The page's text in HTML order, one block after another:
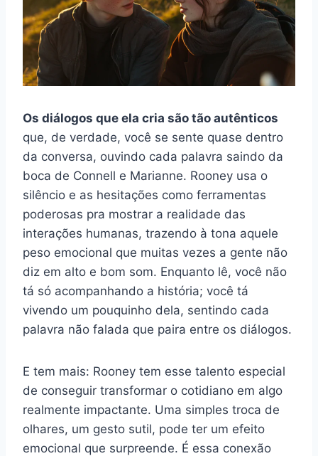
Os diálogos que ela cria são tão autênticos
que, de verdade, você se sente quase dentro
da conversa, ouvindo cada palavra saindo da
boca de Connell e Marianne. Rooney usa o
silêncio e as hesitações como ferramentas
poderosas pra mostrar a realidade das
interações humanas, trazendo à tona aquele
peso emocional que muitas vezes a gente não
diz em alto e bom som. Enquanto lê, você não
tá só acompanhando a história; você tá
vivendo um pouquinho dela, sentindo cada
palavra não falada que paira entre os diálogos.
E tem mais: Rooney tem esse talento especial
de conseguir transformar o cotidiano em algo
realmente impactante. Uma simples troca de
olhares, um gesto sutil, pode ter um efeito
emocional que surpreende. É essa conexão